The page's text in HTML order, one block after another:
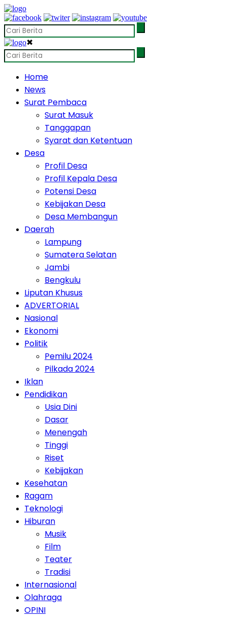
✖
Home
News
Surat Pembaca
Surat Masuk
Tanggapan
Syarat dan Ketentuan
Desa
Profil Desa
Profil Kepala Desa
Potensi Desa
Kebijakan Desa
Desa Membangun
Daerah
Lampung
Sumatera Selatan
Jambi
Bengkulu
Liputan Khusus
ADVERTORIAL
Nasional
Ekonomi
Politik
Pemilu 2024
Pilkada 2024
Iklan
Pendidikan
Usia Dini
Dasar
Menengah
Tinggi
Riset
Kebijakan
Kesehatan
Ragam
Teknologi
Hiburan
Musik
Film
Teater
Tradisi
Internasional
Olahraga
OPINI